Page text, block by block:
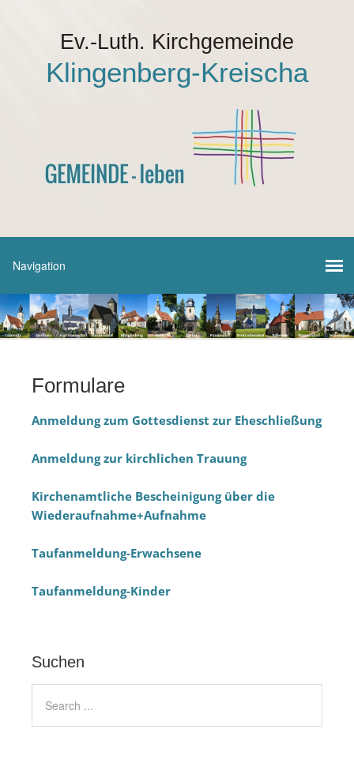
Ev.-Luth. Kirchgemeinde
Klingenberg-Kreischa
Formulare
Anmeldung zum Gottesdienst zur Eheschließung
Anmeldung zur kirchlichen Trauung
Kirchenamtliche Bescheinigung über die
Wiederaufnahme+Aufnahme
Taufanmeldung-Erwachsene
Taufanmeldung-Kinder
Suchen